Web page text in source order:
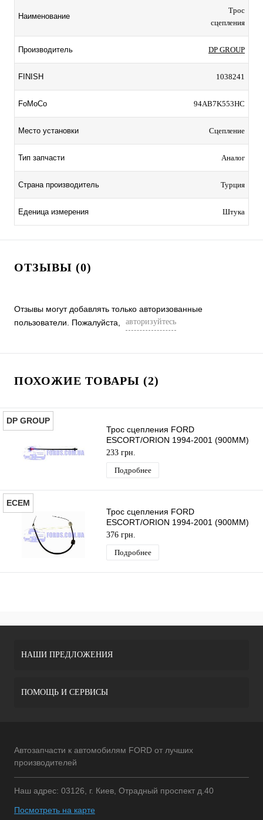
Наименование
Трос
сцепления
Производитель DP GROUP
FINISH 1038241
FoMoCo 94AB7K553HC
Место установки Сцепление
Тип запчасти Аналог
Страна производитель Турция
Еденица измерения Штука
ОТЗЫВЫ (0)
Отзывы могут добавлять только авторизованные
пользователи. Пожалуйста,
авторизуйтесь
ПОХОЖИЕ ТОВАРЫ (2)
DP GROUP
Трос сцепления FORD
ESCORT/ORION 1994-2001 (900MM)
DP GROUP
233 грн.
Подробнее
ECEM
Трос сцепления FORD
ESCORT/ORION 1994-2001 (900MM)
ECEM
376 грн.
Подробнее
НАШИ ПРЕДЛОЖЕНИЯ
ПОМОЩЬ И СЕРВИСЫ
Автозапчасти к автомобилям FORD от лучших
производителей
Наш адрес: 03126, г. Киев, Отрадный проспект д.40
Посмотреть на карте